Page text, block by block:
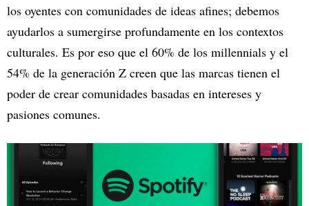
los oyentes con comunidades de ideas afines; debemos
ayudarlos a sumergirse profundamente en los contextos
culturales. Es por eso que el 60% de los millennials y el
54% de la generación Z creen que las marcas tienen el
poder de crear comunidades basadas en intereses y
pasiones comunes.